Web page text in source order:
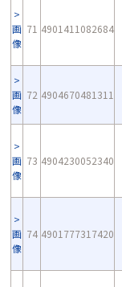
画
像
71 4901411082684
画
像
72 4904670481311
画
像
73 4904230052340
画
像
74 4901777317420